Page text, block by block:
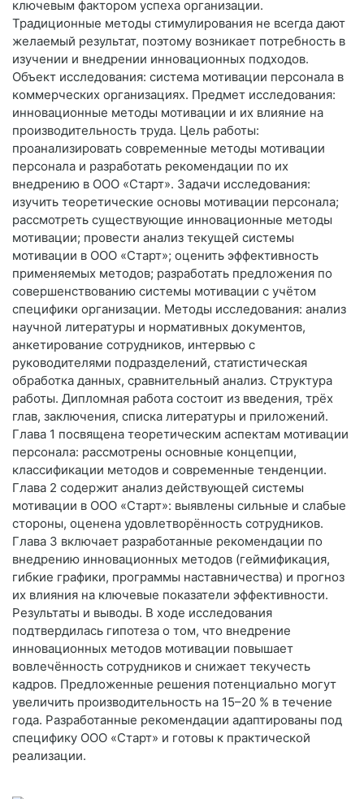
ключевым фактором успеха организации.
Традиционные методы стимулирования не всегда дают
желаемый результат, поэтому возникает потребность в
изучении и внедрении инновационных подходов.
Объект исследования: система мотивации персонала в
коммерческих организациях. Предмет исследования:
инновационные методы мотивации и их влияние на
производительность труда. Цель работы:
проанализировать современные методы мотивации
персонала и разработать рекомендации по их
внедрению в ООО «Старт». Задачи исследования:
изучить теоретические основы мотивации персонала;
рассмотреть существующие инновационные методы
мотивации; провести анализ текущей системы
мотивации в ООО «Старт»; оценить эффективность
применяемых методов; разработать предложения по
совершенствованию системы мотивации с учётом
специфики организации. Методы исследования: анализ
научной литературы и нормативных документов,
анкетирование сотрудников, интервью с
руководителями подразделений, статистическая
обработка данных, сравнительный анализ. Структура
работы. Дипломная работа состоит из введения, трёх
глав, заключения, списка литературы и приложений.
Глава 1 посвящена теоретическим аспектам мотивации
персонала: рассмотрены основные концепции,
классификации методов и современные тенденции.
Глава 2 содержит анализ действующей системы
мотивации в ООО «Старт»: выявлены сильные и слабые
стороны, оценена удовлетворённость сотрудников.
Глава 3 включает разработанные рекомендации по
внедрению инновационных методов (геймификация,
гибкие графики, программы наставничества) и прогноз
их влияния на ключевые показатели эффективности.
Результаты и выводы. В ходе исследования
подтвердилась гипотеза о том, что внедрение
инновационных методов мотивации повышает
вовлечённость сотрудников и снижает текучесть
кадров. Предложенные решения потенциально могут
увеличить производительность на 15–20 % в течение
года. Разработанные рекомендации адаптированы под
специфику ООО «Старт» и готовы к практической
реализации.